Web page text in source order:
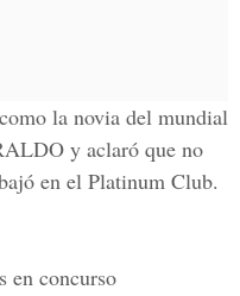
la novia del mundial
y aclaró que no
en el Platinum Club.
en concurso